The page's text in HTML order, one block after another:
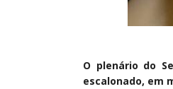
O plenário do
escalonado, em